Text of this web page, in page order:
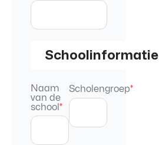
Schoolinformatie
Naam
van de
school *
Scholengroep*